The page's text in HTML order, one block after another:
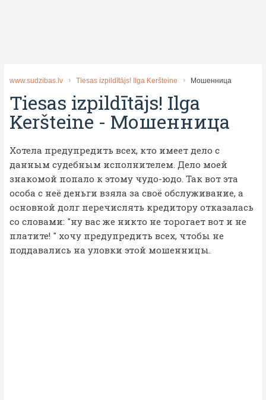
www.sudzibas.lv Tiesas izpildītājs! Ilga Keršteine Мошенница
Tiesas izpildītājs! Ilga
Keršteine - Мошенница
Хотела предупредить всех, кто имеет дело с
данным судебным исполнителем. Дело моей
знакомой попало к этому чудо-юдо. Так вот эта
особа с неё деньги взяла за своё обслуживание, а
основной долг перечислять кредитору отказалась
со словами: "ну вас же никто не торогает вот и не
платите! " хочу предупредить всех, чтобы не
поддавались на уловки этой мошенницы.